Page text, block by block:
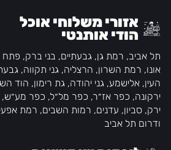
אזורי משלוחי אוכל
הודי אותנטי
תל אביב, רמת גן, גבעתיים, בני ברק, פתח
אונו, רמת השרון, הרצליה, גני תקווה,
העין, אלישמע, גני יהודה, גת רימון, הוד
ירקונה, כפר אז״ר, כפר מל״ל, כפר מע״ש,
ירק, סביון, עדנים, רמות השבים, רמת
ודרום תל אביב